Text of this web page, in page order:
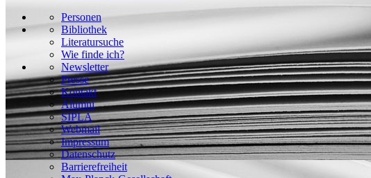
Personen
Bibliothek
Literatursuche
Wie finde ich?
Newsletter
Presse
Kontakt
Alumni
SIPLA
Webmail
Impressum
Datenschutz
Barrierefreiheit